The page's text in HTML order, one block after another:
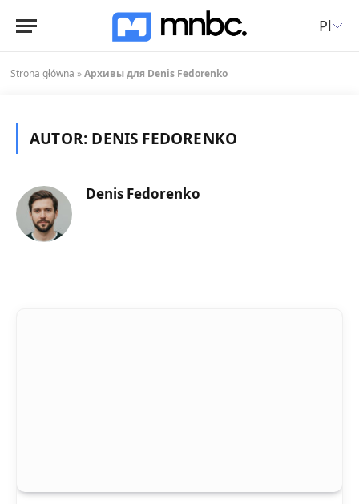
Pl
Strona główna »Архивы для Denis Fedorenko
AUTOR: DENIS FEDORENKO
Denis Fedorenko